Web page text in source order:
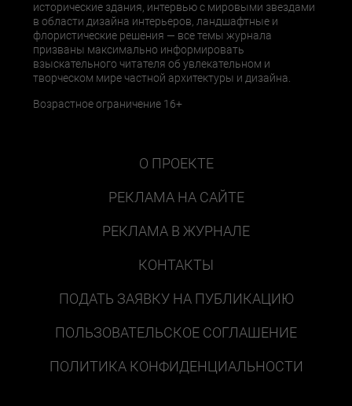
исторические здания, интервью с мировыми звездами
в области дизайна интерьеров, ландшафтные и
флористические решения — все темы журнала
призваны максимально информировать
взыскательного читателя об увлекательном и
творческом мире частной архитектуры и дизайна.
Возрастное ограничение 16+
О ПРОЕКТЕ
РЕКЛАМА НА САЙТЕ
РЕКЛАМА В ЖУРНАЛЕ
КОНТАКТЫ
ПОДАТЬ ЗАЯВКУ НА ПУБЛИКАЦИЮ
ПОЛЬЗОВАТЕЛЬСКОЕ СОГЛАШЕНИЕ
ПОЛИТИКА КОНФИДЕНЦИАЛЬНОСТИ